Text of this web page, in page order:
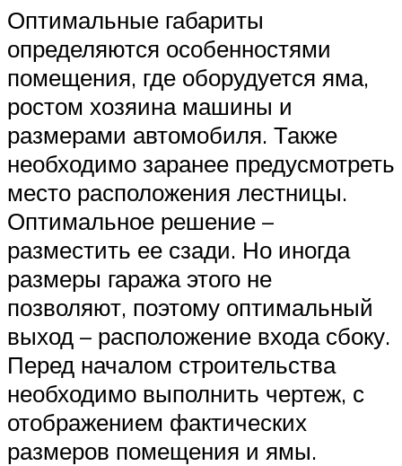
Оптимальные габариты
определяются особенностями
помещения, где оборудуется яма,
ростом хозяина машины и
размерами автомобиля. Также
необходимо заранее предусмотреть
место расположения лестницы.
Оптимальное решение –
разместить ее сзади. Но иногда
размеры гаража этого не
позволяют, поэтому оптимальный
выход – расположение входа сбоку.
Перед началом строительства
необходимо выполнить чертеж, с
отображением фактических
размеров помещения и ямы.